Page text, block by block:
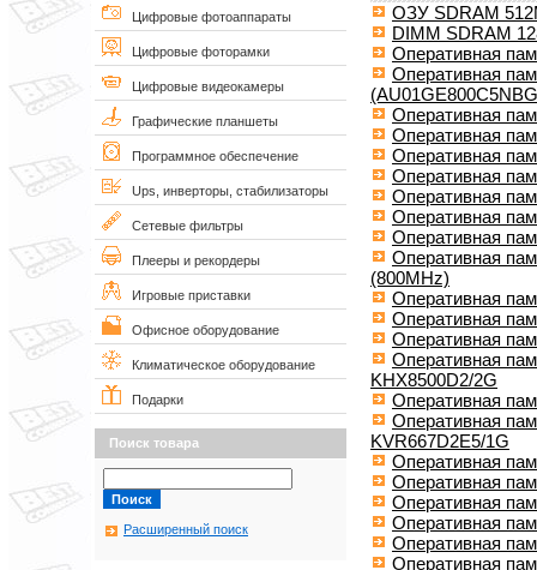
Цифровые фотоаппараты
Цифровые фоторамки
Цифровые видеокамеры
Графические планшеты
Программное обеспечение
Ups, инверторы, стабилизаторы
Сетевые фильтры
Плееры и рекордеры
Игровые приставки
Офисное оборудование
Климатическое оборудование
Подарки
Поиск товара
Расширенный поиск
ОЗУ SDRAM
DIMM SDRAM
Оперативная
Оперативная
Оперативная
Оперативная
Оперативная
Оперативная
Оперативная
Оперативная
Оперативная
Оперативная
(800MHz)
Оперативная
Оперативная
Оперативная
Оперативная
KHX8500D2/2G
Оперативная
Оперативная
KVR667D2E5/1G
Оперативная
Оперативная
Оперативная
Оперативная
Оперативная
Оперативная